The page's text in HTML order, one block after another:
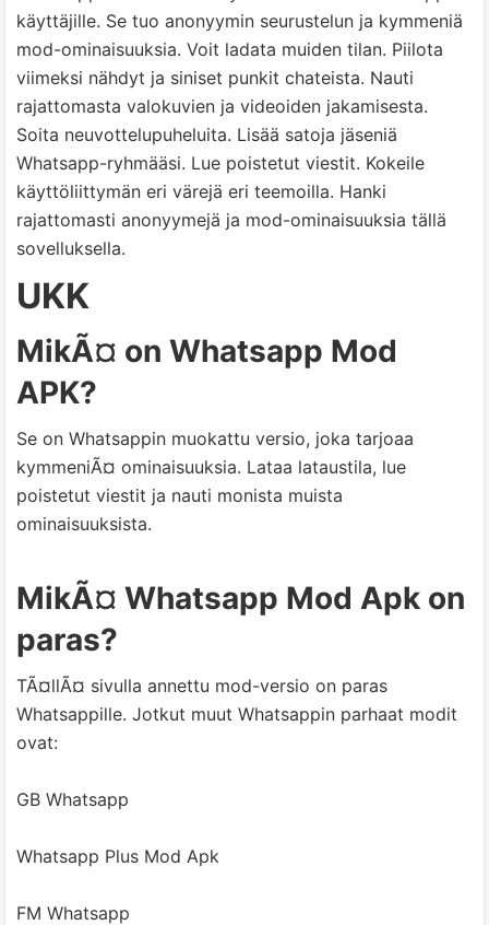
käyttäjille. Se tuo anonyymin seurustelun ja kymmeniä
mod-ominaisuuksia. Voit ladata muiden tilan. Piilota
viimeksi nähdyt ja siniset punkit chateista. Nauti
rajattomasta valokuvien ja videoiden jakamisesta.
Soita neuvottelupuheluita. Lisää satoja jäseniä
Whatsapp-ryhmääsi. Lue poistetut viestit. Kokeile
käyttöliittymän eri värejä eri teemoilla. Hanki
rajattomasti anonyymejä ja mod-ominaisuuksia tällä
sovelluksella.
UKK
MikÃ¤ on Whatsapp Mod
APK?
Se on Whatsappin muokattu versio, joka tarjoaa
kymmeniÃ¤ ominaisuuksia. Lataa lataustila, lue
poistetut viestit ja nauti monista muista
ominaisuuksista.
MikÃ¤ Whatsapp Mod Apk on
paras?
TÃ¤llÃ¤ sivulla annettu mod-versio on paras
Whatsappille. Jotkut muut Whatsappin parhaat modit
ovat:
GB Whatsapp
Whatsapp Plus Mod Apk
FM Whatsapp